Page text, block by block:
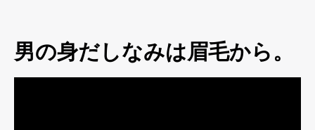
男の身だしなみは眉毛から。